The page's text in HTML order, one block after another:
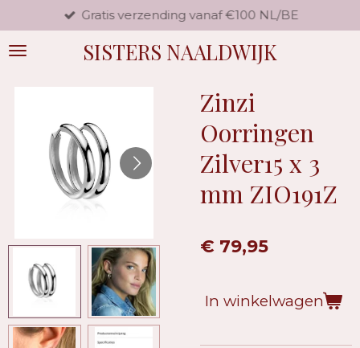
direct
naar
SISTERS NAALDWIJK
Gratis verzending vanaf €100 NL/BE
Zinzi
Oorringen
Zilver15 x 3
mm ZIO191Z
€ 79,95
In winkelwagen